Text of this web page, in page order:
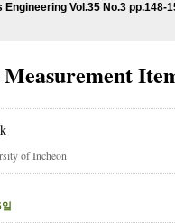
Vol.35 No.3 pp.148-
of Incheon